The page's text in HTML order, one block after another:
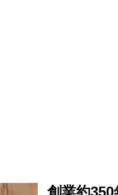
創業約